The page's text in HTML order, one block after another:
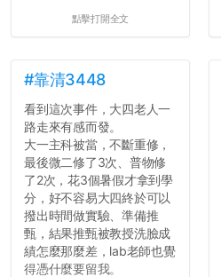
點擊打開全文
#靠清3448
看到這次事件，大四老人一
路走來有感而發。
大一主科被當，不斷重修，
最後微二修了3次、普物修
了2次，花3個暑假才拿到學
分，好不容易大四終於可以
撥出時間做實驗、準備推
甄，結果推甄被教授洗臉成
績怎麼那麼差，lab老師也覺
得憑什麼要留我。